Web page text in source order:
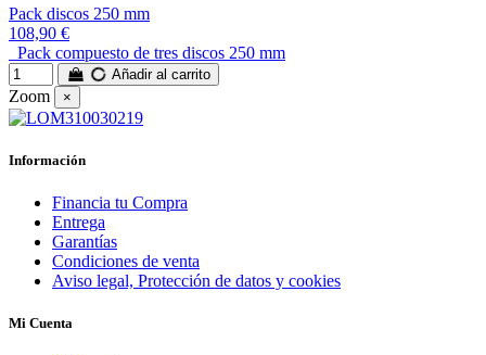
Pack discos 250 mm
108,90 €
Pack compuesto de tres discos 250 mm
Añadir al carrito
Zoom ×
Información
Financia tu Compra
Entrega
Garantías
Condiciones de venta
Aviso legal, Protección de datos y cookies
Mi Cuenta